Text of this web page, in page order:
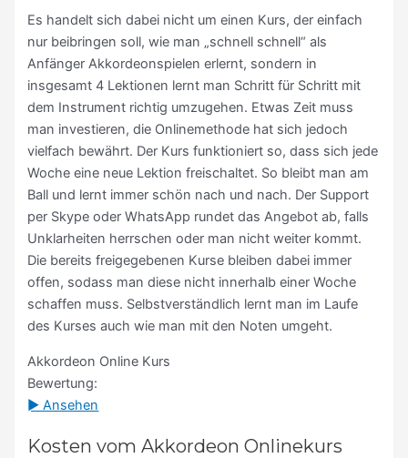
Es handelt sich dabei nicht um einen Kurs, der einfach
nur beibringen soll, wie man „schnell schnell“ als
Anfänger Akkordeonspielen erlernt, sondern in
insgesamt 4 Lektionen lernt man Schritt für Schritt mit
dem Instrument richtig umzugehen. Etwas Zeit muss
man investieren, die Onlinemethode hat sich jedoch
vielfach bewährt. Der Kurs funktioniert so, dass sich jede
Woche eine neue Lektion freischaltet. So bleibt man am
Ball und lernt immer schön nach und nach. Der Support
per Skype oder WhatsApp rundet das Angebot ab, falls
Unklarheiten herrschen oder man nicht weiter kommt.
Die bereits freigegebenen Kurse bleiben dabei immer
offen, sodass man diese nicht innerhalb einer Woche
schaffen muss. Selbstverständlich lernt man im Laufe
des Kurses auch wie man mit den Noten umgeht.
Akkordeon Online Kurs
Bewertung:
► Ansehen
Kosten vom Akkordeon Onlinekurs